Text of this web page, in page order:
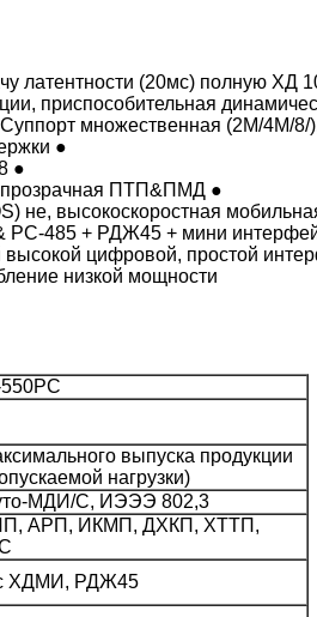
латентности (20мс) полную ХД
приспособительная
множественная (2М/4М/
●
●
прозрачная ПТП&ПМД ●
не, высокоскоростная
РС-485 + РДЖ45 + мини
цифровой, простой
низкой мощности
выпуска продукции
нагрузки)
МДИ/С, ИЭЭЭ 802,3
АРП, ИКМП, ДХКП, ХТТП,
ХДМИ, РДЖ45